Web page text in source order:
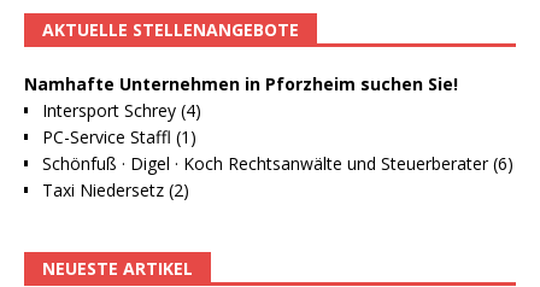
AKTUELLE STELLENANGEBOTE
Namhafte Unternehmen in Pforzheim suchen Sie!
Intersport Schrey (4)
PC-Service Staffl (1)
Schönfuß · Digel · Koch Rechtsanwälte und Steuerberater (6)
Taxi Niedersetz (2)
NEUESTE ARTIKEL